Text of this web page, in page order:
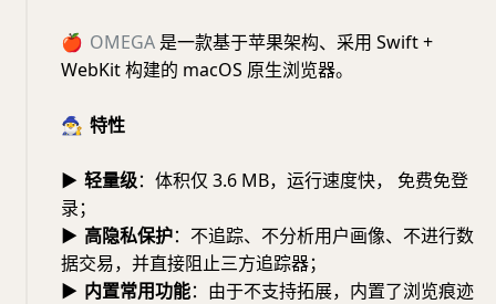
🍎 OMEGA 是一款基于苹果架构、采用 Swift +
WebKit 构建的 macOS 原生浏览器。
🧙‍♂️ 特性
▶ 轻量级：体积仅 3.6 MB，运行速度快， 免费免登
录；
▶ 高隐私保护：不追踪、不分析用户画像、不进行数
据交易，并直接阻止三方追踪器；
▶ 内置常用功能：由于不支持拓展，内置了浏览痕迹